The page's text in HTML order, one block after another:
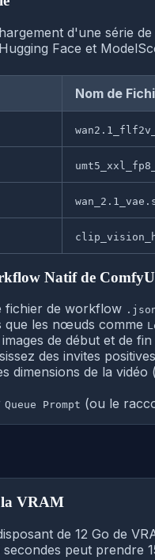
d'une série
Face et
Nom de
Natif de
fichier de workflow
que les nœuds comme
de début et de
des invites
dimensions de la vidéo (
Queue Prompt (ou le
la VRAM
de 12 Go de
peut prendre